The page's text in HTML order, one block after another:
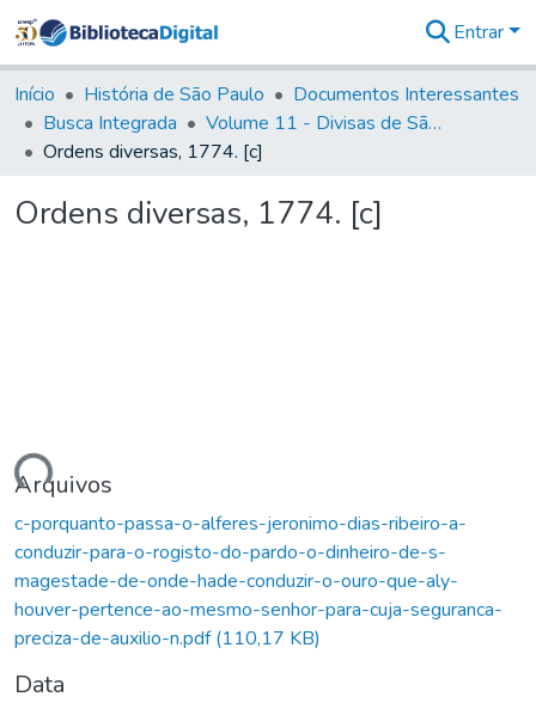
&
Coleções
Tudo na
Biblioteca
Estatísticas
Entrar
Início História de São Paulo
Documentos Interessantes
Busca Integrada
Volume 11 - Divisas de São Paulo e Minas Gerais
Ordens diversas, 1774. [c]
Ordens diversas, 1774. [c]
Arquivos
c-porquanto-passa-o-alferes-jeronimo-dias-ribeiro-a-
conduzir-para-o-rogisto-do-pardo-o-dinheiro-de-s-
magestade-de-onde-hade-conduzir-o-ouro-que-aly-
houver-pertence-ao-mesmo-senhor-para-cuja-seguranca-
preciza-de-auxilio-n.pdf(110,17 KB)
Data